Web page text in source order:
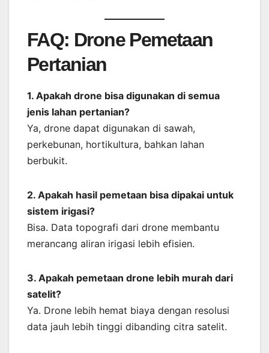
FAQ: Drone Pemetaan
Pertanian
1. Apakah drone bisa digunakan di semua
jenis lahan pertanian?
Ya, drone dapat digunakan di sawah,
perkebunan, hortikultura, bahkan lahan
berbukit.
2. Apakah hasil pemetaan bisa dipakai untuk
sistem irigasi?
Bisa. Data topografi dari drone membantu
merancang aliran irigasi lebih efisien.
3. Apakah pemetaan drone lebih murah dari
satelit?
Ya. Drone lebih hemat biaya dengan resolusi
data jauh lebih tinggi dibanding citra satelit.